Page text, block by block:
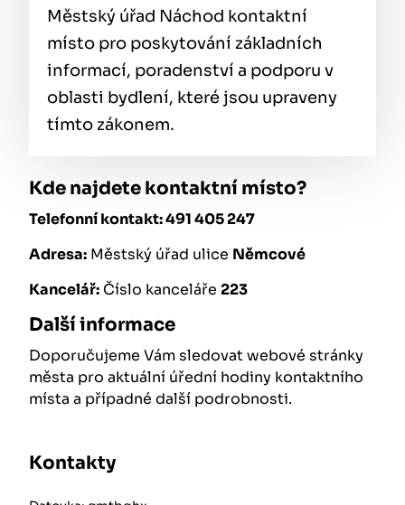
Městský úřad Náchod kontaktní
místo pro poskytování základních
informací, poradenství a podporu v
oblasti bydlení, které jsou upraveny
tímto zákonem.
Kde najdete kontaktní místo?
Telefonní kontakt: 491 405 247
Adresa: Městský úřad ulice Němcové
Kancelář: Číslo kanceláře 223
Další informace
Doporučujeme Vám sledovat webové stránky
města pro aktuální úřední hodiny kontaktního
místa a případné další podrobnosti.
Kontakty